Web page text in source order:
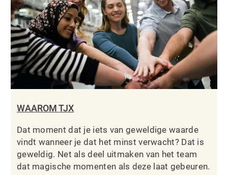
WAAROM TJX
Dat moment dat je iets van geweldige waarde
vindt wanneer je dat het minst verwacht? Dat is
geweldig. Net als deel uitmaken van het team
dat magische momenten als deze laat gebeuren.